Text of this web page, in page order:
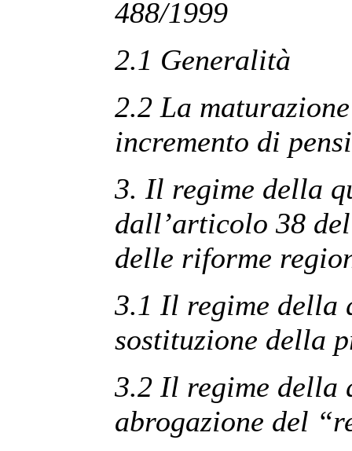
488/1999
2.1 Generalità
2.2 La
incremento di
3. Il regime della
dall’articolo 38
delle riforme
3.1 Il regime della
sostituzione della
3.2 Il regime della
abrogazione del